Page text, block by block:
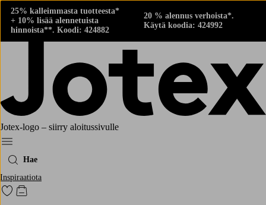
25% kalleimmasta tuotteesta*
+ 10% lisää alennetuista
hinnoista**. Koodi: 424882
20 % alennus verhoista*.
Käytä koodia: 424992
Jotex-logo – siirry aloitussivulle
Menu
Hae
Inspiraatiota
Siirry merkittyihin suosikkituotteisiin
Siirry ostoskoriin